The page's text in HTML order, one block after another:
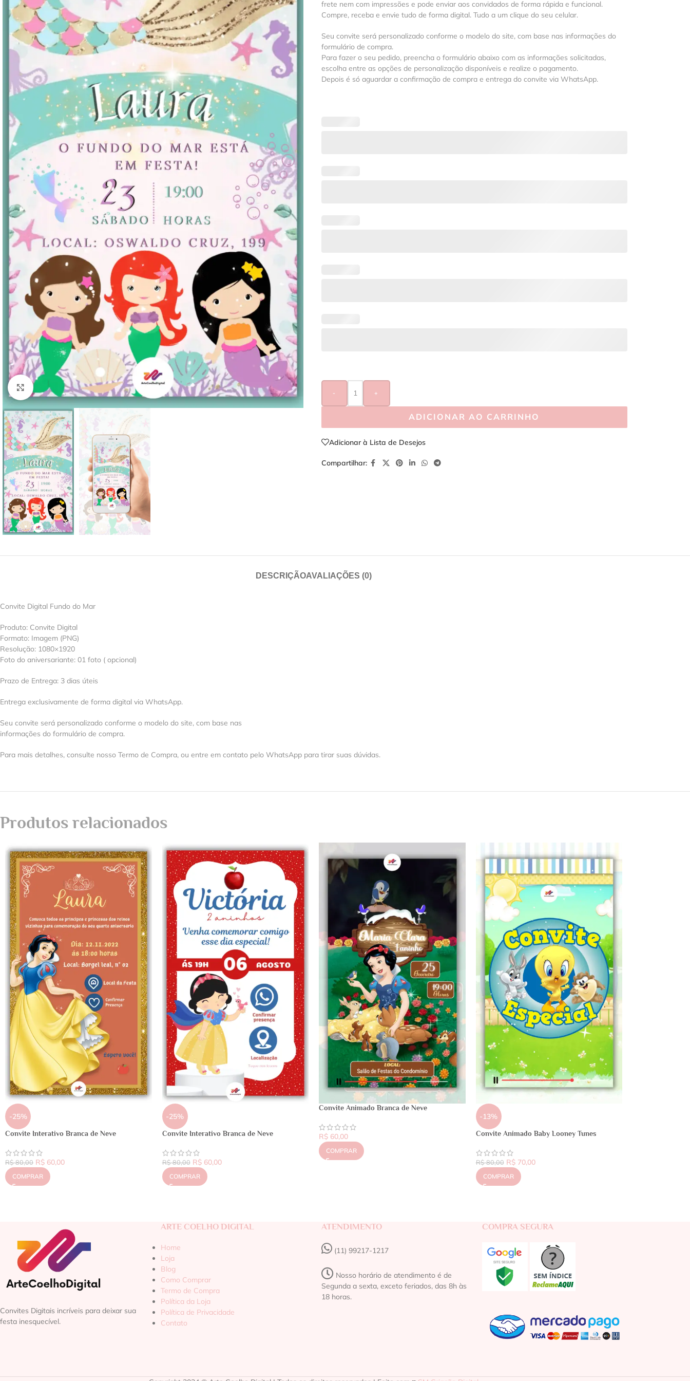
Clique para ampliar
frete nem com impressões e pode enviar aos convidados de forma rápida e funcional.
Compre, receba e envie tudo de forma digital. Tudo a um clique do seu celular.
Seu convite será personalizado conforme o modelo do site, com base nas informações do
formulário de compra.
Para fazer o seu pedido, preencha o formulário abaixo com as informações solicitadas,
escolha entre as opções de personalização disponíveis e realize o pagamento.
Depois é só aguardar a confirmação de compra e entrega do convite via WhatsApp.
- +
ADICIONAR AO CARRINHO
Adicionar à Lista de Desejos
Compartilhar:
DESCRIÇÃOAVALIAÇÕES (0)
Convite Digital Fundo do Mar
Produto: Convite Digital
Formato: Imagem (PNG)
Resolução: 1080×1920
Foto do aniversariante: 01 foto ( opcional)
Prazo de Entrega: 3 dias úteis
Entrega exclusivamente de forma digital via WhatsApp.
Seu convite será personalizado conforme o modelo do site, com base nas
informações do formulário de compra.
Para mais detalhes, consulte nosso Termo de Compra, ou entre em contato pelo WhatsApp para tirar suas dúvidas.
Produtos relacionados
-25%
Convite Interativo Branca de Neve
R$80,00 R$ 60,00
COMPRAR
-25%
Convite Interativo Branca de Neve
R$80,00 R$60,00
COMPRAR
Convite Animado Branca de Neve
R$ 60,00
COMPRAR
-13%
Convite Animado Baby Looney Tunes
R$80,00 R$70,00
COMPRAR
Convites Digitais incríveis para deixar sua
festa inesquecível.
ARTE COELHO DIGITAL
Home
Loja
Blog
Como Comprar
Termo de Compra
Política da Loja
Política de Privacidade
Contato
ATENDIMENTO
(11) 99217-1217‬
Nosso horário de atendimento é de
Segunda a sexta, exceto feriados, das 8h às
18 horas.
COMPRA SEGURA